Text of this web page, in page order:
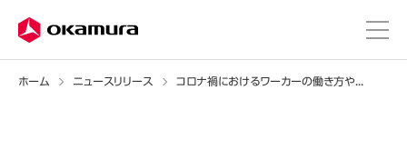
ホーム ニュースリリース